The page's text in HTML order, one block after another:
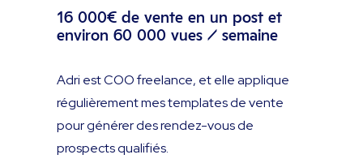
16 000€ de vente en un post et
environ 60 000 vues / semaine
Adri est COO freelance, et elle applique
régulièrement mes templates de vente
pour générer des rendez-vous de
prospects qualifiés.